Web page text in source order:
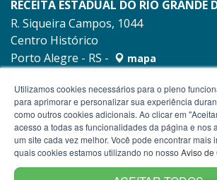
RECEITA ESTADUAL DO RIO GRANDE
R. Siqueira Campos, 1044
Centro Histórico
Porto Alegre - RS -
mapa
Utilizamos cookies necessários para o pleno
para aprimorar e personalizar sua experiência
como outros cookies adicionais. Ao clicar em
acesso a todas as funcionalidades da página e nos
um site cada vez melhor. Você pode encontrar mais
quais cookies estamos utilizando no nosso Aviso de